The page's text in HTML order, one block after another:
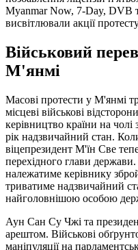
Myanmar Now, 7-Day, DVB
висвітлювали акції
Військовий
М'янмі
Масові протести у М'янмі
місцеві військові
керівництво країни на
рік надзвичайний стан.
віцепрезидент М'їн Све
перехідного глави
належатиме керівнику
триватиме надзвичайний
найголовнішою особою
Аун Сан Су Чжі та
арештом. Військові
маніпуляції на